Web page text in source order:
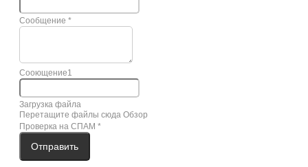
Сообщение *
Сооющение1
Загрузка файла
Перетащите файлы сюда Обзор
Проверка на СПАМ *
Отправить